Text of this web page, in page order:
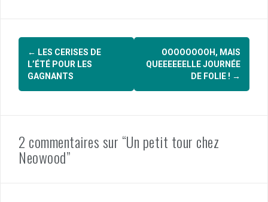
Navigation
d'article
← LES CERISES DE
L’ÉTÉ POUR LES
GAGNANTS
OOOOOOOOH, MAIS
QUEEEEEELLE JOURNÉE
DE FOLIE ! →
2 commentaires sur “Un petit tour chez
Neowood”